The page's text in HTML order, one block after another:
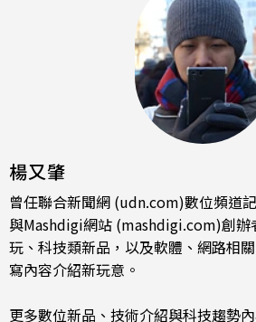
楊又肇
曾任聯合新聞網 (udn.com)數位頻道
與Mashdigi網站 (mashdigi.com)創辦
玩、科技類新品，以及軟體、網路相
寫內容介紹新玩意。
更多數位新品、技術介紹與科技趨勢內